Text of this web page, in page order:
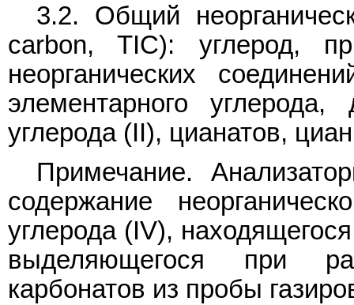
3.2. Общий
carbon, TIC): углерод,
неорганических
элементарного
углерода (II), цианатов,
Примечание.
содержание
углерода (IV),
выделяющегося при
карбонатов из пробы